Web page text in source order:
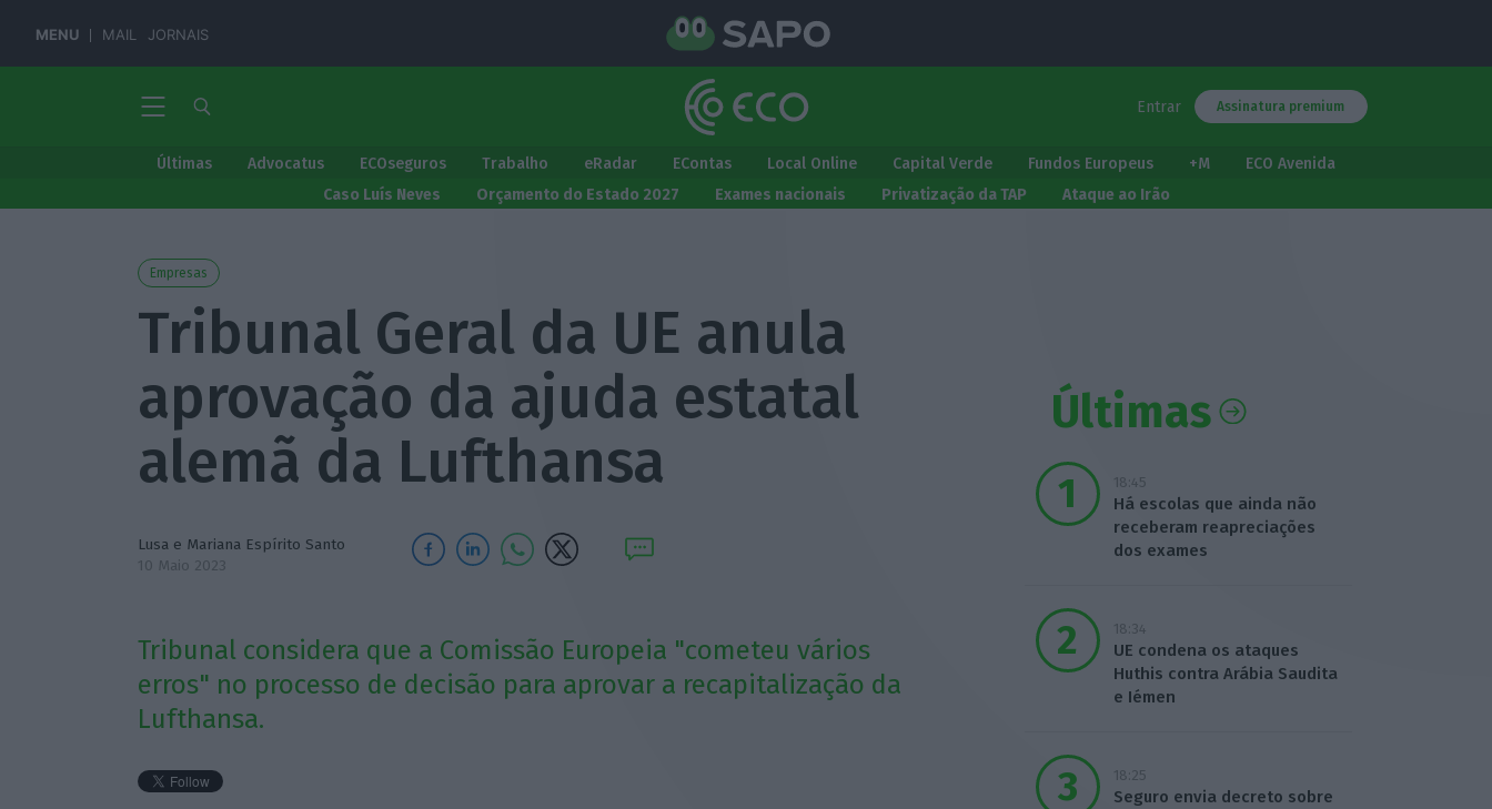
MENU MAIL JORNAIS
Entrar Assinatura premium
Últimas Advocatus ECOseguros Trabalho eRadar EContas Local Online Capital Verde Fundos Europeus +M
ECO Avenida
Caso Luís Neves
Orçamento do Estado 2027 Exames nacionais Privatização da TAP Ataque ao Irão
Empresas
Tribunal Geral da UE anula
aprovação da ajuda estatal
alemã da Lufthansa
Lusa e Mariana Espírito Santo
10 Maio 2023
Tribunal considera que a Comissão Europeia "cometeu vários
erros" no processo de decisão para aprovar a recapitalização da
Lufthansa.
Últimas
18:45
Há escolas que ainda não
receberam reapreciações
dos exames
18:34
UE condena os ataques
Huthis contra Arábia Saudita
e Iémen
18:25
Seguro envia decreto sobre